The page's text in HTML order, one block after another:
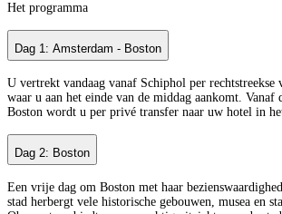
Het programma
Dag 1: Amsterdam - Boston
U vertrekt vandaag vanaf Schiphol per rechtstreekse
waar u aan het einde van de middag aankomt. Vanaf
Boston wordt u per privé transfer naar uw hotel in
Dag 2: Boston
Een vrije dag om Boston met haar
stad herbergt vele historische gebouwen, musea en